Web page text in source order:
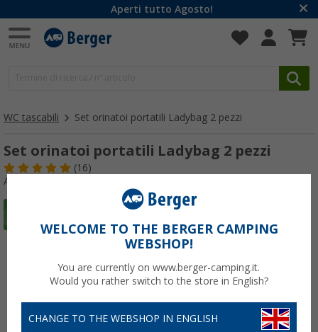
Aperti tutto Agosto!
WC tascabili Set orinatoi portatili Ladybag 2 pezzi
Set orinatoi portatili Ladybag 2 pezzi
(16)
Articolo n: 239290
WELCOME TO THE BERGER CAMPING
WEBSHOP!
You are currently on www.berger-camping.it.
Would you rather switch to the store in English?
CHANGE TO THE WEBSHOP IN ENGLISH